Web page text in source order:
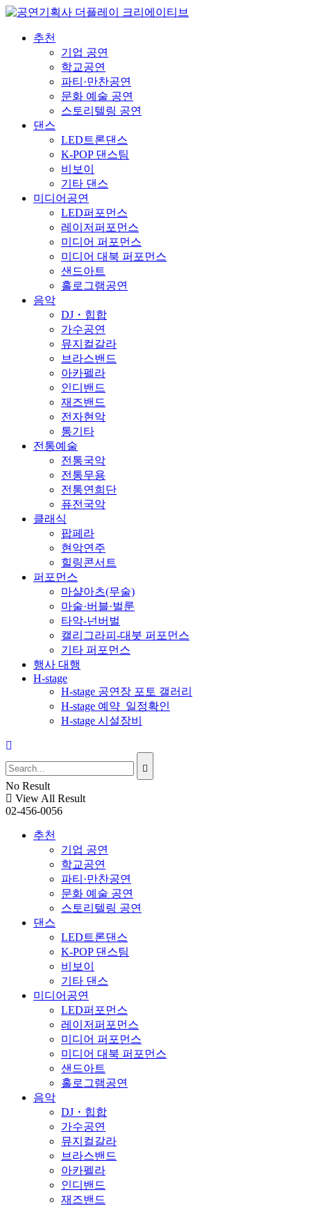
추천
기업 공연
학교공연
파티·만찬공연
문화 예술 공연
스토리텔링 공연
댄스
LED트론댄스
K-POP 댄스팀
비보이
기타 댄스
미디어공연
LED퍼포먼스
레이저퍼포먼스
미디어 퍼포먼스
미디어 대북 퍼포먼스
샌드아트
홀로그램공연
음악
DJ・힙합
가수공연
뮤지컬갈라
브라스밴드
아카펠라
인디밴드
재즈밴드
전자현악
통기타
전통예술
전통국악
전통무용
전통연희단
퓨전국악
클래식
팝페라
현악연주
힐링콘서트
퍼포먼스
마샬아츠(무술)
마술·버블·벌룬
타악-넌버벌
캘리그라피-대붓 퍼포먼스
기타 퍼포먼스
행사 대행
H-stage
H-stage 공연장 포토 갤러리
H-stage 예약_일정확인
H-stage 시설장비
No Result
View All Result
02-456-0056
추천
기업 공연
학교공연
파티·만찬공연
문화 예술 공연
스토리텔링 공연
댄스
LED트론댄스
K-POP 댄스팀
비보이
기타 댄스
미디어공연
LED퍼포먼스
레이저퍼포먼스
미디어 퍼포먼스
미디어 대북 퍼포먼스
샌드아트
홀로그램공연
음악
DJ・힙합
가수공연
뮤지컬갈라
브라스밴드
아카펠라
인디밴드
재즈밴드